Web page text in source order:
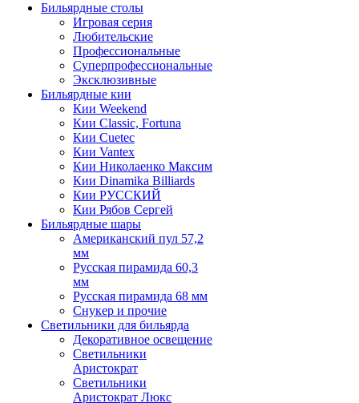
Бильярдные столы
Игровая серия
Любительские
Профессиональные
Суперпрофессиональные
Эксклюзивные
Бильярдные кии
Кии Weekend
Кии Classic, Fortuna
Кии Cuetec
Кии Vantex
Кии Николаенко Максим
Кии Dinamika Billiards
Кии РУССКИЙ
Кии Рябов Сергей
Бильярдные шары
Американский пул 57,2
мм
Русская пирамида 60,3
мм
Русская пирамида 68 мм
Снукер и прочие
Светильники для бильярда
Декоративное освещение
Светильники
Аристократ
Светильники
Аристократ Люкс